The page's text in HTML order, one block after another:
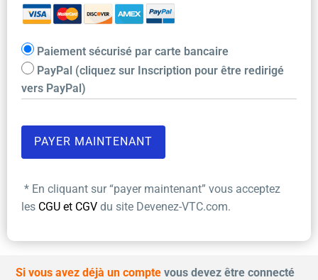
Paiement sécurisé par carte bancaire
PayPal (cliquez sur Inscription pour être redirigé
vers PayPal)
* En cliquant sur “payer maintenant” vous acceptez
les CGU et CGV du site Devenez-VTC.com.
Si vous avez déjà un compte vous devez être connecté